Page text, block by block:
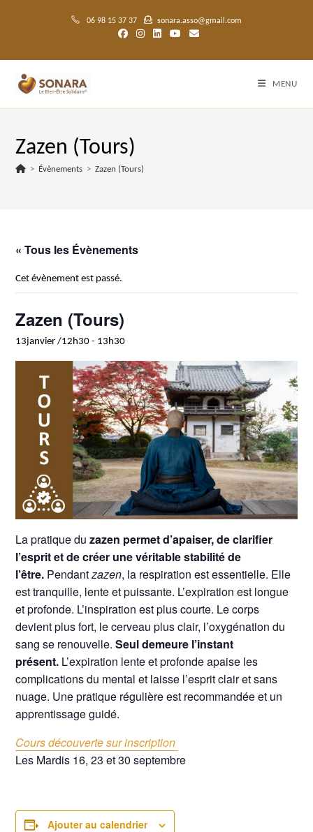
06 98 15 37 37 sonara.asso@gmail.com
MENU
Zazen (Tours)
> Évènements > Zazen (Tours)
« Tous les Évènements
Cet évènement est passé.
Zazen (Tours)
13janvier /12h30 - 13h30
La pratique duzazen permet d’apaiser, de clarifier
l’esprit et de créer une véritable stabilité de
l’être. Pendantzazen, la respiration est essentielle. Elle
est tranquille, lente et puissante. L’expiration est longue
et profonde. L’inspiration est plus courte. Le corps
devient plus fort, le cerveau plus clair, l’oxygénation du
sang se renouvelle.Seul demeure l’instant
présent. L’expiration lente et profonde apaise les
complications du mental et laisse l’esprit clair et sans
nuage. Une pratique régulière est recommandée et un
apprentissage guidé.
Cours découverte sur inscription
Les Mardis 16, 23 et 30 septembre
Ajouter au calendrier